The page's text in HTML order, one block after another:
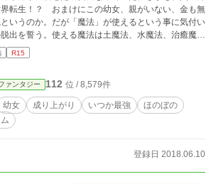
転生！？ おまけにこの幼女、親がいない、金も無
いうのか。だが「魔法」が使えるという事に気付い
出を誓う。使える魔法は土魔法、水魔法、治癒魔
ナップかもしれないけど、まぁ悪くはない。魔物
くなる……その前に、まずは生き延びないと。食べ
R15
ァンタジー 112 位 / 8,579件
幼女 成り上がり いつか最強
ほのぼの
登録日 2018.06.10